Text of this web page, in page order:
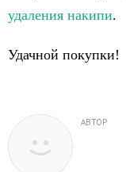
удаления накипи.
Удачной покупки!
АВТОР